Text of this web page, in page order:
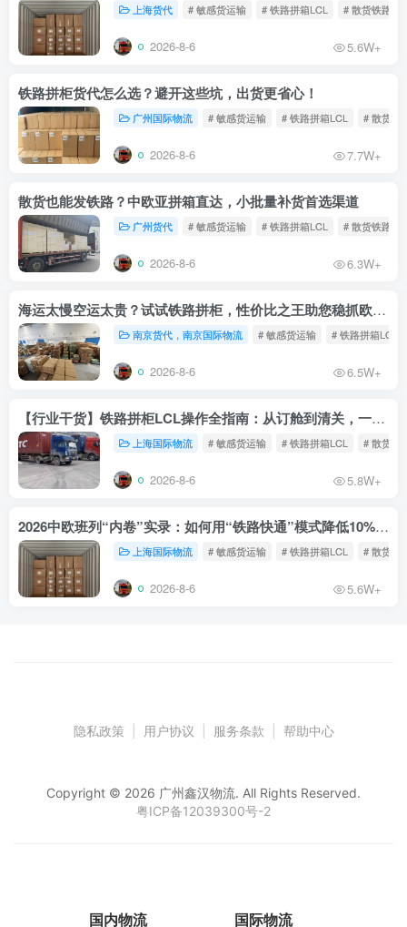
上海货代 # 敏感货运输 # 铁路拼箱LCL # 散货铁路
2026-8-6 5.6W+
铁路拼柜货代怎么选？避开这些坑，出货更省心！
广州国际物流 # 敏感货运输 # 铁路拼箱LCL # 散货铁
2026-8-6 7.7W+
散货也能发铁路？中欧亚拼箱直达，小批量补货首选渠道
广州货代 # 敏感货运输 # 铁路拼箱LCL # 散货铁路
2026-8-6 6.3W+
海运太慢空运太贵？试试铁路拼柜，性价比之王助您稳抓欧洲市场
南京货代，南京国际物流 # 敏感货运输 # 铁路拼箱LCL
2026-8-6 6.5W+
【行业干货】铁路拼柜LCL操作全指南：从订舱到清关，一文读懂
上海国际物流 # 敏感货运输 # 铁路拼箱LCL # 散货铁
2026-8-6 5.8W+
2026中欧班列“内卷”实录：如何用“铁路快通”模式降低10%物流成本？
上海国际物流 # 敏感货运输 # 铁路拼箱LCL # 散货铁
2026-8-6 5.6W+
隐私政策 用户协议 服务条款 帮助中心
Copyright © 2026 广州鑫汉物流. All Rights Reserved.
粤ICP备12039300号-2
国内物流 国际物流